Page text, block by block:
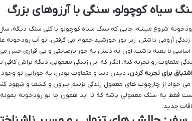
سیاه کوچولو، سنگی با آرزوهای بزرگ
رودخونه شروع میشه، جایی که سنگ سیاه کوچولو با کلی سنگ دیگه،
آرومی داشتن. زیر نور خورشید حموم می گرفتن، تو آب
اساسی با بقیه داشت. اون ته دلش یه جور نارضایتی و بی قراری حس
متفاوت رو تجربه کنه. انگار که این زندگی معمولی، دیگه براش
اشتیاق برای تجربه کردن، دیدن دنیا و متفاوت بودن، یه جورایی تو
خواد از چارچوب های معمول زندگی بزنیم بیرون و کشف و
فقط یه سنگ معمولی باشه که تا ابد همون جا تو رودخونه
جدید.